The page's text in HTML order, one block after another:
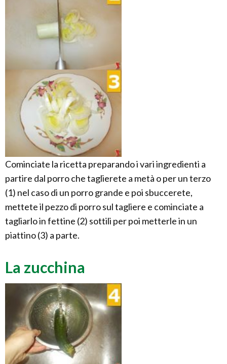
Cominciate la ricetta preparando i vari ingredienti a
partire dal porro che taglierete a metà o per un terzo
(1) nel caso di un porro grande e poi sbuccerete,
mettete il pezzo di porro sul tagliere e cominciate a
tagliarlo in fettine (2) sottili per poi metterle in un
piattino (3) a parte.
La zucchina